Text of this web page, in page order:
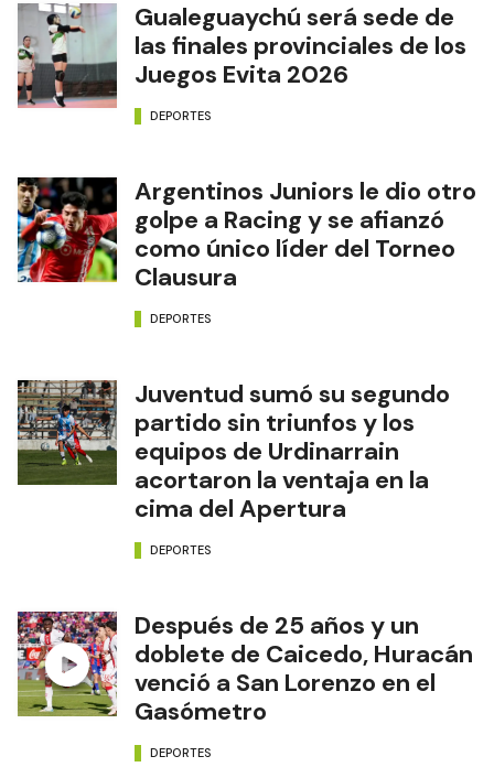
Gualeguaychú será sede de
las finales provinciales de los
Juegos Evita 2026
DEPORTES
Argentinos Juniors le dio otro
golpe a Racing y se afianzó
como único líder del Torneo
Clausura
DEPORTES
Juventud sumó su segundo
partido sin triunfos y los
equipos de Urdinarrain
acortaron la ventaja en la
cima del Apertura
DEPORTES
Después de 25 años y un
doblete de Caicedo, Huracán
venció a San Lorenzo en el
Gasómetro
DEPORTES